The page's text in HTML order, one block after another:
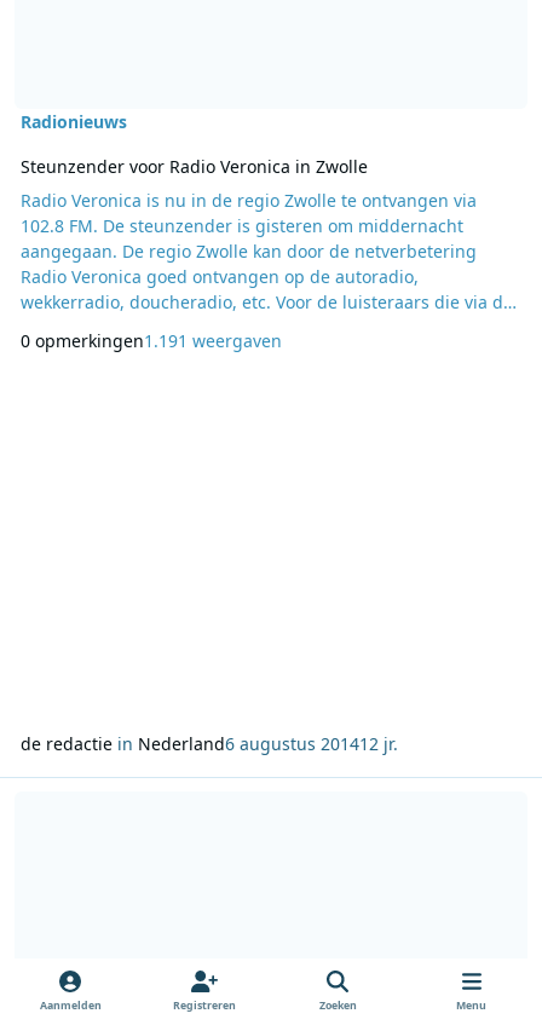
Radionieuws
Steunzender voor Radio Veronica in Zwolle
Radio Veronica is nu in de regio Zwolle te ontvangen via
102.8 FM. De steunzender is gisteren om middernacht
aangegaan. De regio Zwolle kan door de netverbetering
Radio Veronica goed ontvangen op de autoradio,
wekkerradio, doucheradio, etc. Voor de luisteraars die via de
veranderd niets. Meer informatie over de frequenties is te
0 opmerkingen1.191 weergaven
de redactiein Nederland6 augustus 201412 jr.
Aanmelden Registreren Zoeken Menu